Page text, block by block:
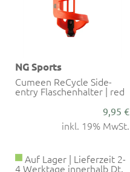
NG Sports
Cumeen ReCycle Side-
entry Flaschenhalter | red
9,95 €
inkl. 19% MwSt.
Auf Lager | Lieferzeit 2-
4 Werktage innerhalb Dt.